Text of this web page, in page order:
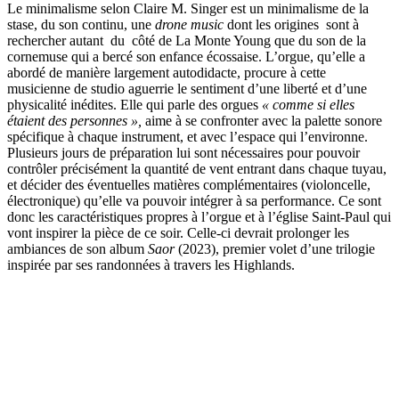
Le minimalisme selon Claire M. Singer est un minimalisme de la
stase, du son continu, une drone music dont les origines sont à
rechercher autant du côté de La Monte Young que du son de la
cornemuse qui a bercé son enfance écossaise. L’orgue, qu’elle a
abordé de manière largement autodidacte, procure à cette
musicienne de studio aguerrie le sentiment d’une liberté et d’une
physicalité inédites. Elle qui parle des orgues « comme si elles
étaient des personnes », aime à se confronter avec la palette sonore
spécifique à chaque instrument, et avec l’espace qui l’environne.
Plusieurs jours de préparation lui sont nécessaires pour pouvoir
contrôler précisément la quantité de vent entrant dans chaque tuyau,
et décider des éventuelles matières complémentaires (violoncelle,
électronique) qu’elle va pouvoir intégrer à sa performance. Ce sont
donc les caractéristiques propres à l’orgue et à l’église Saint-Paul qui
vont inspirer la pièce de ce soir. Celle-ci devrait prolonger les
ambiances de son album Saor(2023), premier volet d’une trilogie
inspirée par ses randonnées à travers les Highlands.